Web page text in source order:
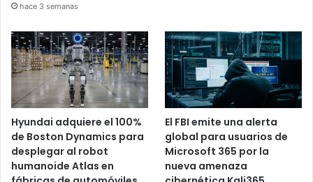
hace 3 semanas
Hyundai adquiere el 100%
de Boston Dynamics para
desplegar al robot
humanoide Atlas en
El FBI emite una alerta
global para usuarios de
Microsoft 365 por la
nueva amenaza